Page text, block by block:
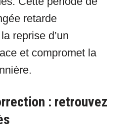
retarde
reprise d’un
et compromet la
: retrouvez